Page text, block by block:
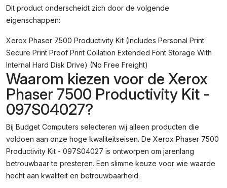
Dit product onderscheidt zich door de volgende
eigenschappen:
Xerox Phaser 7500 Productivity Kit (Includes Personal Print
Secure Print Proof Print Collation Extended Font Storage With
Internal Hard Disk Drive) (No Free Freight)
Waarom kiezen voor de Xerox
Phaser 7500 Productivity Kit -
097S04027?
Bij Budget Computers selecteren wij alleen producten die
voldoen aan onze hoge kwaliteitseisen. De Xerox Phaser 7500
Productivity Kit - 097S04027 is ontworpen om jarenlang
betrouwbaar te presteren. Een slimme keuze voor wie waarde
hecht aan kwaliteit en betrouwbaarheid.